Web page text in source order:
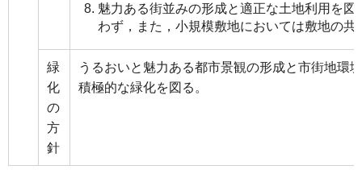
魅力ある街並みの形成と適正な土地利用を
わず，また，小規模敷地においては敷地の共
緑
化
の
方
針
うるおいと魅力ある都市景観の形成と市街地環
積極的な緑化を図る。